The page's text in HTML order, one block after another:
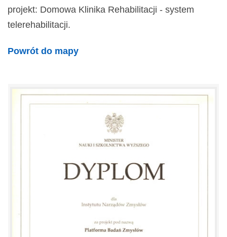
projekt: Domowa Klinika Rehabilitacji - system
telerehabilitacji.
Powrót do mapy